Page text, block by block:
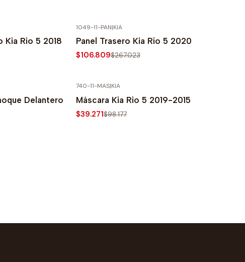
Kia Rio 5 2018
1049-11-PAN|KIA
Panel Trasero Kia Rio 5 2020
$106.809$267.023
Delantero
740-11-MAS|KIA
Máscara Kia Rio 5 2019-2015
$39.271$98.177